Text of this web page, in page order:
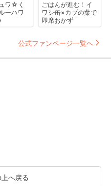
ワ☆く
ーハワ
ごはんが進む！イ
ワシ缶×カブの葉で
即席おかず
公式ファンページ一覧へ
へ戻る